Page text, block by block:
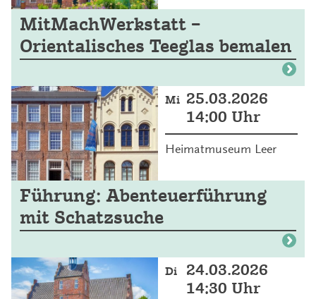
MitMachWerkstatt –
Orientalisches Teeglas bemalen
Mi 25.03.2026
14:00 Uhr
Heimatmuseum Leer
Führung: Abenteuerführung
mit Schatzsuche
Di
24.03.2026
14:30 Uhr